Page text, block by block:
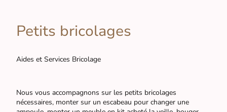
Petits bricolages
Aides et Services Bricolage
Nous vous accompagnons sur les petits bricolages
nécessaires, monter sur un escabeau pour changer une